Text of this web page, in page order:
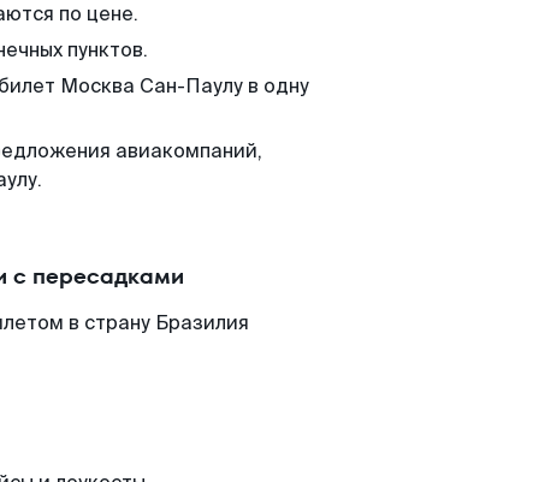
по цене.
пунктов.
Москва Сан-Паулу в одну
авиакомпаний,
с пересадками
в страну Бразилия